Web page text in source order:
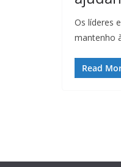
Os líderes
mantenho
Read